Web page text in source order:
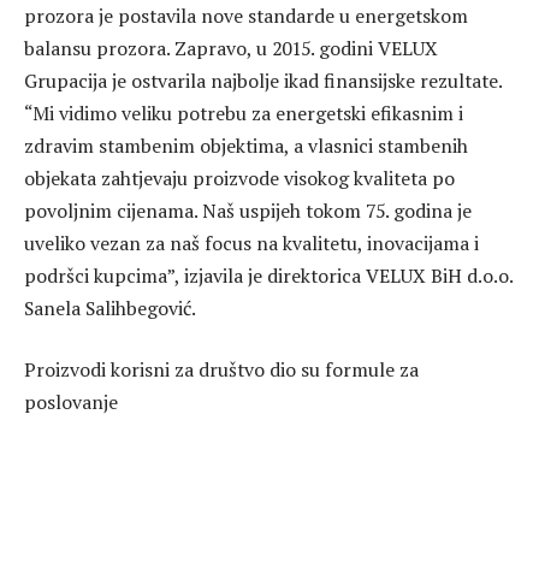
prozora je postavila nove standarde u energetskom
balansu prozora. Zapravo, u 2015. godini VELUX
Grupacija je ostvarila najbolje ikad finansijske rezultate.
“Mi vidimo veliku potrebu za energetski efikasnim i
zdravim stambenim objektima, a vlasnici stambenih
objekata zahtjevaju proizvode visokog kvaliteta po
povoljnim cijenama. Naš uspijeh tokom 75. godina je
uveliko vezan za naš focus na kvalitetu, inovacijama i
podršci kupcima”, izjavila je direktorica VELUX BiH d.o.o.
Sanela Salihbegović.
Proizvodi korisni za društvo dio su formule za
poslovanje